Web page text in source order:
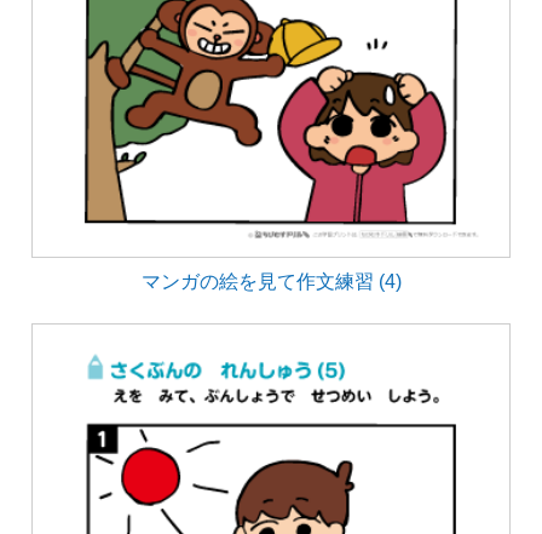
マンガの絵を見て作文練習 (4)